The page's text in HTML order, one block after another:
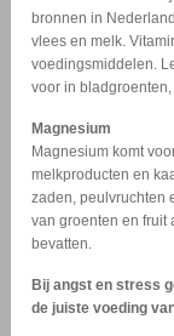
bronnen in
vlees en melk.
voedingsmiddelen.
voor in
Magnesium
Magnesium komt
melkproducten en
zaden, peulvruchten
van groenten en fruit
bevatten.
Bij angst en stress
de juiste voeding